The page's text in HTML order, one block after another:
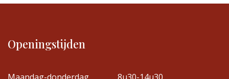
Openingstijden